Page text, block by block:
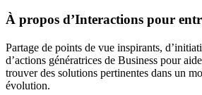
À propos d’Interactions pour
Partage de points de vue inspirants,
d’actions génératrices de Business pour
trouver des solutions pertinentes dans un
évolution.